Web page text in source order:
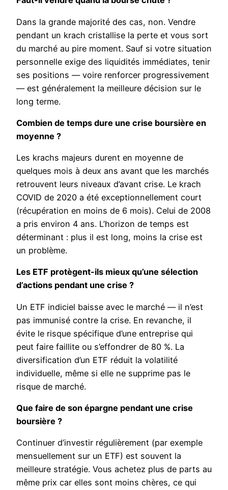
Dans la grande majorité des cas, non. Vendre
pendant un krach cristallise la perte et vous sort
du marché au pire moment. Sauf si votre situation
personnelle exige des liquidités immédiates, tenir
ses positions — voire renforcer progressivement
— est généralement la meilleure décision sur le
long terme.
Combien de temps dure une crise boursière en
moyenne ?
Les krachs majeurs durent en moyenne de
quelques mois à deux ans avant que les marchés
retrouvent leurs niveaux d’avant crise. Le krach
COVID de 2020 a été exceptionnellement court
(récupération en moins de 6 mois). Celui de 2008
a pris environ 4 ans. L’horizon de temps est
déterminant : plus il est long, moins la crise est
un problème.
Les ETF protègent-ils mieux qu’une sélection
d’actions pendant une crise ?
Un ETF indiciel baisse avec le marché — il n’est
pas immunisé contre la crise. En revanche, il
évite le risque spécifique d’une entreprise qui
peut faire faillite ou s’effondrer de 80 %. La
diversification d’un ETF réduit la volatilité
individuelle, même si elle ne supprime pas le
risque de marché.
Que faire de son épargne pendant une crise
boursière ?
Continuer d’investir régulièrement (par exemple
mensuellement sur un ETF) est souvent la
meilleure stratégie. Vous achetez plus de parts au
même prix car elles sont moins chères, ce qui